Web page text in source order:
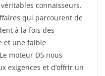
véritables connaisseurs.
qui parcourent de
à la fois des
et une faible
moteur D5 nous
exigences et d’offrir un